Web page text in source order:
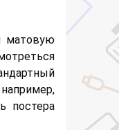
матовую
постера